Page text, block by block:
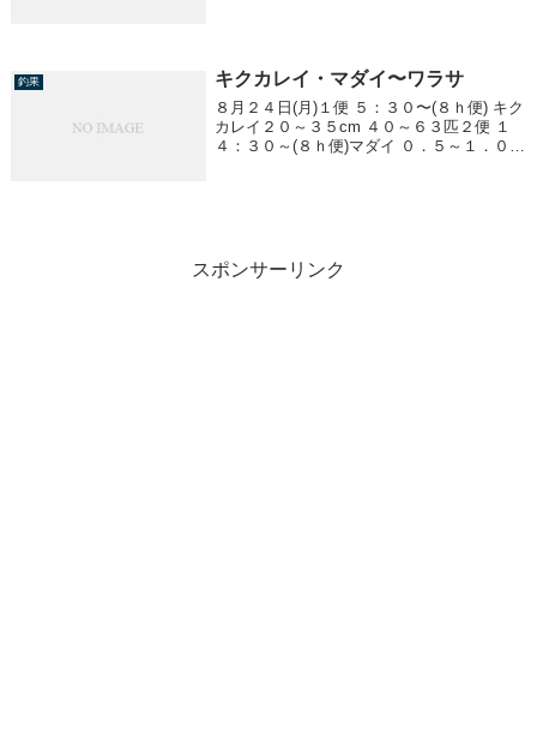
釣果 キクカレイ・マダイ〜ワラサ
８月２４日(月)１便 ５：３０〜(８ｈ便) キク
カレイ２０～３５cm ４０～６３匹２便 １
４：３０～(８ｈ便)マダイ ０．５～１．０
スポンサーリンク